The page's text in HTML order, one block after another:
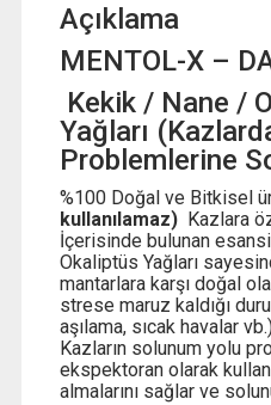
Açıklama
MENTOL-X –
Kekik / Nane /
Yağları
Problemlerine
%100 Doğal ve Bitkisel
kullanılamaz) Kazlara
İçerisinde bulunan
Okaliptüs Yağları
mantarlara karşı doğal
strese maruz kaldığı
aşılama, sıcak havalar
Kazların solunum yolu
ekspektoran olarak
almalarını sağlar ve